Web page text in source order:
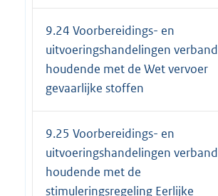
9.24 Voorbereidings- en
uitvoeringshandelingen verband
houdende met de Wet vervoer
gevaarlijke stoffen
9.25 Voorbereidings- en
uitvoeringshandelingen verband
houdende met de
stimuleringsregeling Eerlijke